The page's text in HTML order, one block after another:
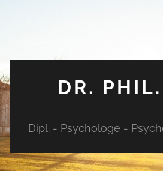
DR.
Dipl. - Psychologe -